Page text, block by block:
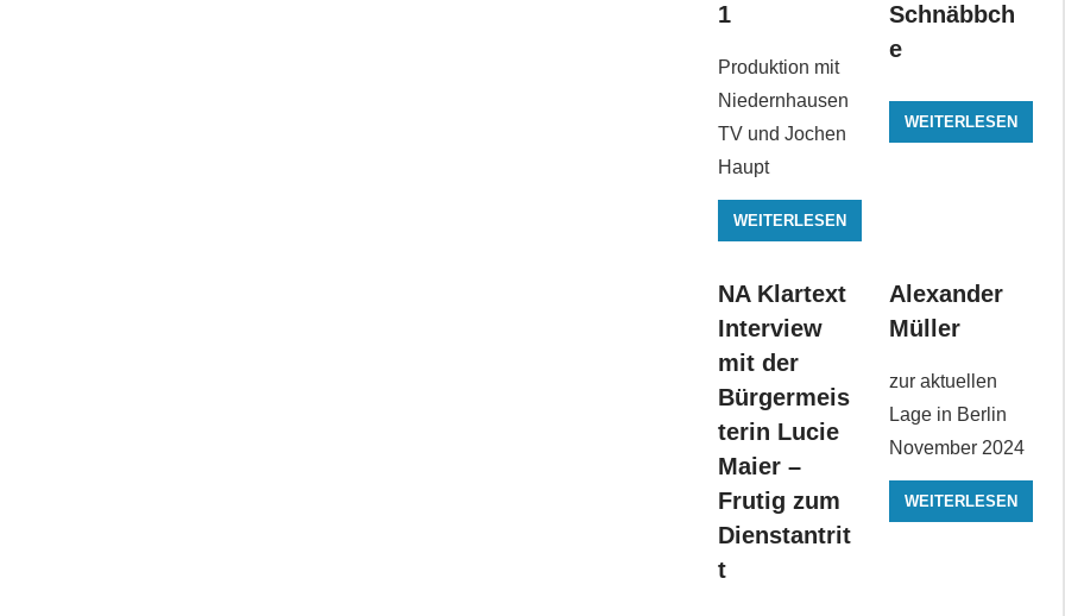
1
Produktion mit
Niedernhausen
TV und Jochen
Haupt
WEITERLESEN
Schnäbbch
e
WEITERLESEN
NA Klartext
Interview
mit der
Bürgermeis
terin Lucie
Maier –
Frutig zum
Dienstantrit
t
Alexander
Müller
zur aktuellen
Lage in Berlin
November 2024
WEITERLESEN